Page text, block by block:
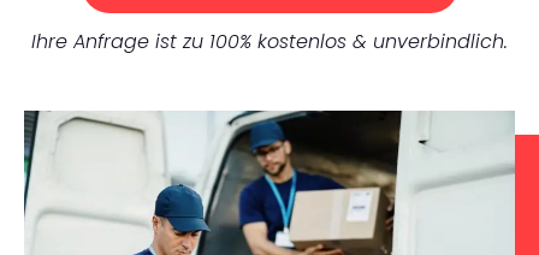
Ihre Anfrage ist zu 100% kostenlos & unverbindlich.